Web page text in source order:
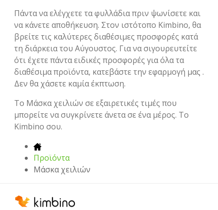
Πάντα να ελέγχετε τα φυλλάδια πριν ψωνίσετε και
να κάνετε αποθήκευση. Στον ιστότοπο Kimbino, θα
βρείτε τις καλύτερες διαθέσιμες προσφορές κατά
τη διάρκεια του Αύγουστος. Για να σιγουρευτείτε
ότι έχετε πάντα ειδικές προσφορές για όλα τα
διαθέσιμα προϊόντα, κατεβάστε την εφαρμογή μας .
Δεν θα χάσετε καμία έκπτωση.
To Μάσκα χειλιών σε εξαιρετικές τιμές που
μπορείτε να συγκρίνετε άνετα σε ένα μέρος. Το
Kimbino σου.
Προϊόντα
Μάσκα χειλιών